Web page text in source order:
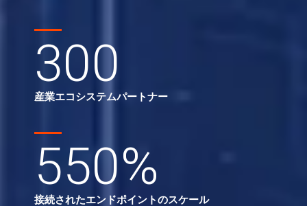
300
産業エコシステムパートナー
550%
接続されたエンドポイントのスケール